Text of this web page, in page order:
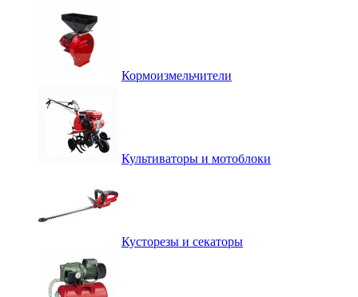
Кормоизмельчители
Культиваторы и мотоблоки
Кусторезы и секаторы